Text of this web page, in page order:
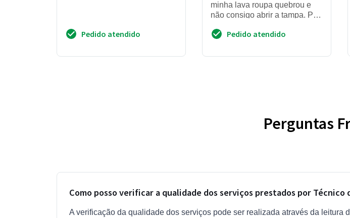
Pedido atendido
minha lava roupa quebrou e
não consigo abrir a tampa. Por
celular 97198...
Pedido atendido
Perguntas
Como posso verificar a qualidade dos serviços prestados por Técnico
A verificação da qualidade dos serviços pode ser realizada através da